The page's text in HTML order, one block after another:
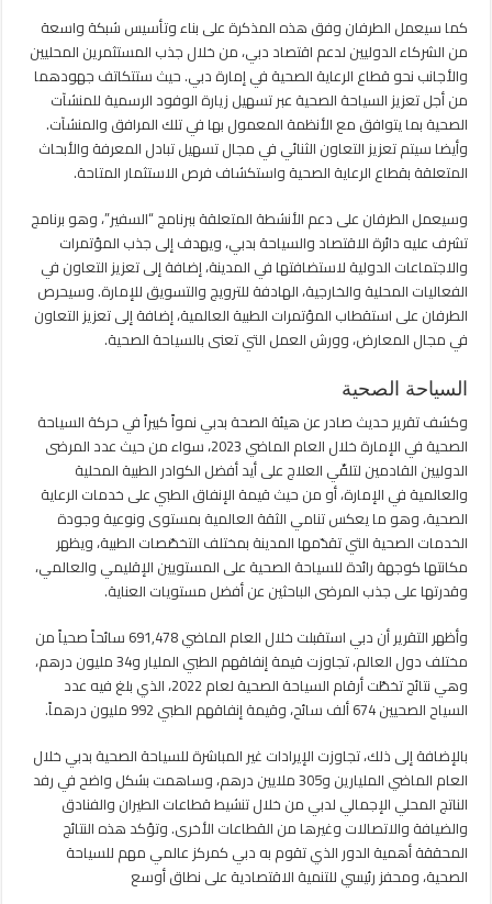
كما سيعمل الطرفان وفق هذه المذكرة على بناء وتأسيس شبكة واسعة
من الشركاء الدوليين لدعم اقتصاد دبي، من خلال جذب المستثمرين المحليين
والأجانب نحو قطاع الرعاية الصحية في إمارة دبي. حيث ستتكاتف جهودهما
من أجل تعزيز السياحة الصحية عبر تسهيل زيارة الوفود الرسمية للمنشآت
الصحية بما يتوافق مع الأنظمة المعمول بها في تلك المرافق والمنشآت.
وأيضا سيتم تعزيز التعاون الثنائي في مجال تسهيل تبادل المعرفة والأبحاث
المتعلقة بقطاع الرعاية الصحية واستكشاف فرص الاستثمار المتاحة.
وسيعمل الطرفان على دعم الأنشطة المتعلقة ببرنامج “السفير”، وهو برنامج
تشرف عليه دائرة الاقتصاد والسياحة بدبي، ويهدف إلى جذب المؤتمرات
والاجتماعات الدولية لاستضافتها في المدينة، إضافة إلى تعزيز التعاون في
الفعاليات المحلية والخارجية، الهادفة للترويج والتسويق للإمارة. وسيحرص
الطرفان على استقطاب المؤتمرات الطبية العالمية، إضافة إلى تعزيز التعاون
في مجال المعارض، وورش العمل التي تعنى بالسياحة الصحية.
السياحة الصحية
وكشف تقرير حديث صادر عن هيئة الصحة بدبي نمواً كبيراً في حركة السياحة
الصحية في الإمارة خلال العام الماضي 2023، سواء من حيث عدد المرضى
الدوليين القادمين لتلقّي العلاج على أيد أفضل الكوادر الطبية المحلية
والعالمية في الإمارة، أو من حيث قيمة الإنفاق الطبي على خدمات الرعاية
الصحية، وهو ما يعكس تنامي الثقة العالمية بمستوى ونوعية وجودة
الخدمات الصحية التي تقدّمها المدينة بمختلف التخصّصات الطبية، ويظهر
مكانتها كوجهة رائدة للسياحة الصحية على المستويين الإقليمي والعالمي،
وقدرتها على جذب المرضى الباحثين عن أفضل مستويات العناية.
وأظهر التقرير أن دبي استقبلت خلال العام الماضي 691,478 سائحاً صحياً من
مختلف دول العالم، تجاوزت قيمة إنفاقهم الطبي المليار و34 مليون درهم،
وهي نتائج تخطّت أرقام السياحة الصحية لعام 2022، الذي بلغ فيه عدد
السياح الصحيين 674 ألف سائح، وقيمة إنفاقهم الطبي 992 مليون درهماً.
بالإضافة إلى ذلك، تجاوزت الإيرادات غير المباشرة للسياحة الصحية بدبي خلال
العام الماضي المليارين و305 ملايين درهم، وساهمت بشكل واضح في رفد
الناتج المحلي الإجمالي لدبي من خلال تنشيط قطاعات الطيران والفنادق
والضيافة والاتصالات وغيرها من القطاعات الأخرى. وتؤكد هذه النتائج
المحققة أهمية الدور الذي تقوم به دبي كمركز عالمي مهم للسياحة
الصحية، ومحفز رئيسي للتنمية الاقتصادية على نطاق أوسع